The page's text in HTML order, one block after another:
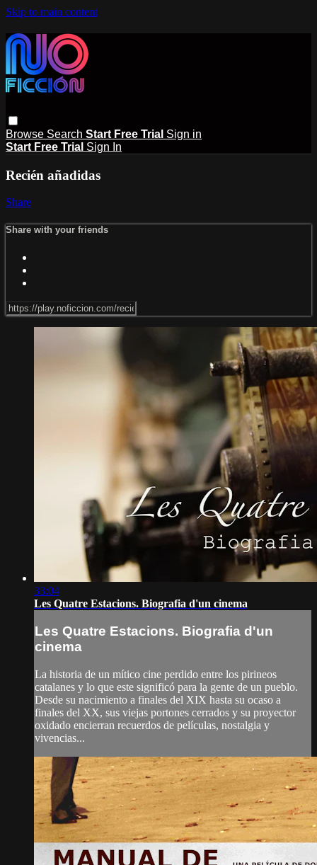
Skip to main content
Browse Search Start Free Trial Sign in
Start Free Trial Sign In
Recién añadidas
Share
Share with your friends
33:04
Les Quatre Estacions. Biografia d'un cinema
Les Quatre Estacions. Biografia d'un
cinema
La historia de un mítico cine perdido entre los pirineos
catalanes y lo que este significó para la gente de un pueblo.
Desde su nacimiento a finales del XIX hasta su ocaso a
finales del XX, sus viejas portones cerrados y su proyector
oxidado encierran recuerdos de películas, nostalgia y
vivencias...